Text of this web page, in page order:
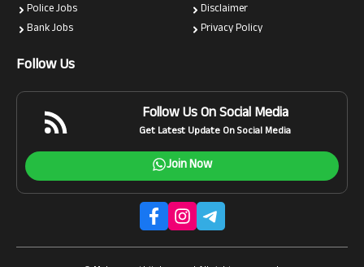
Police Jobs
Bank Jobs
Disclaimer
Privacy Policy
Follow Us
Follow Us On Social Media
Get Latest Update On Social Media
Join Now